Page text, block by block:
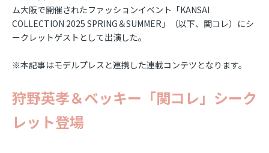
ム大阪で開催されたファッションイベント「KANSAI
COLLECTION 2025 SPRING＆SUMMER」（以下、関コレ）にシ
ークレットゲストとして出演した。
※本記事はモデルプレスと連携した連載コンテツとなります。
狩野英孝＆ベッキー「関コレ」シーク
レット登場